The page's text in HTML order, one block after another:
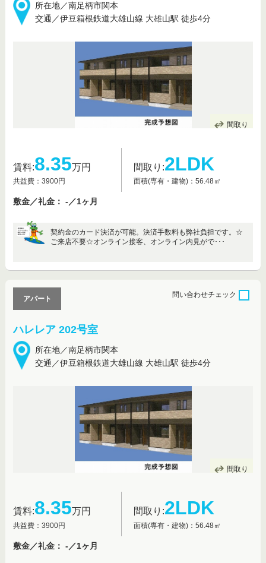
所在地／南足柄市関本
交通／伊豆箱根鉄道大雄山線 大雄山駅 徒歩4分
間取り
賃料:8.35万円
共益費：3900円
間取り:2LDK
面積(専有・建物)：56.48㎡
敷金／礼金： -／1ヶ月
契約金のカード決済が可能。決済手数料も弊社負担です。☆
ご来店不要☆オンライン接客、オンライン内見がで･･･
ハレレア 202号室
所在地／南足柄市関本
交通／伊豆箱根鉄道大雄山線 大雄山駅 徒歩4分
アパート
問い合わせチェック
間取り
賃料:8.35万円
共益費：3900円
間取り:2LDK
面積(専有・建物)：56.48㎡
敷金／礼金： -／1ヶ月